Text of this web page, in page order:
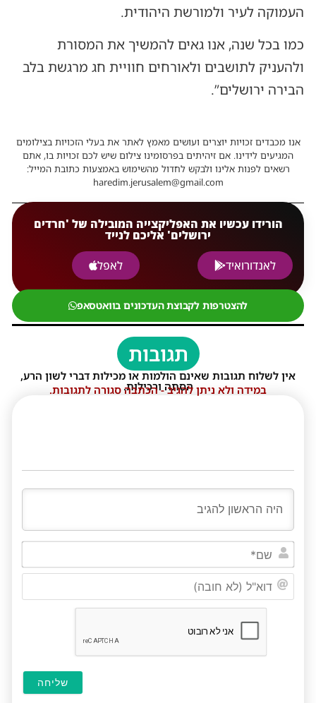
העמוקה לעיר ולמורשת היהודית.
כמו בכל שנה, אנו גאים להמשיך את המסורת
ולהעניק לתושבים ולאורחים חוויית חג מרגשת בלב
הבירה ירושלים”.
אנו מכבדים זכויות יוצרים ועושים מאמץ לאתר את בעלי הזכויות בצילומים
המגיעים לידינו. אם זיהיתים בפרסומינו צילום שיש לכם זכויות בו, אתם
רשאים לפנות אלינו ולבקש לחדול מהשימוש באמצעות כתובת המייל:
haredim.jerusalem@gmail.com
הורידו עכשיו את האפליקצייה המובילה של 'חרדים
ירושלים' אליכם לנייד
לאנדורואיד
לאפל
להצטרפות לקבוצת העדכונים בוואטסאפ
תגובות
אין לשלוח תגובות שאינם הולמות או מכילות דברי לשון הרע,
הסתה ורכילות.
במידה ולא ניתן להגיב - הכתבה סגורה לתגובות.
שם*